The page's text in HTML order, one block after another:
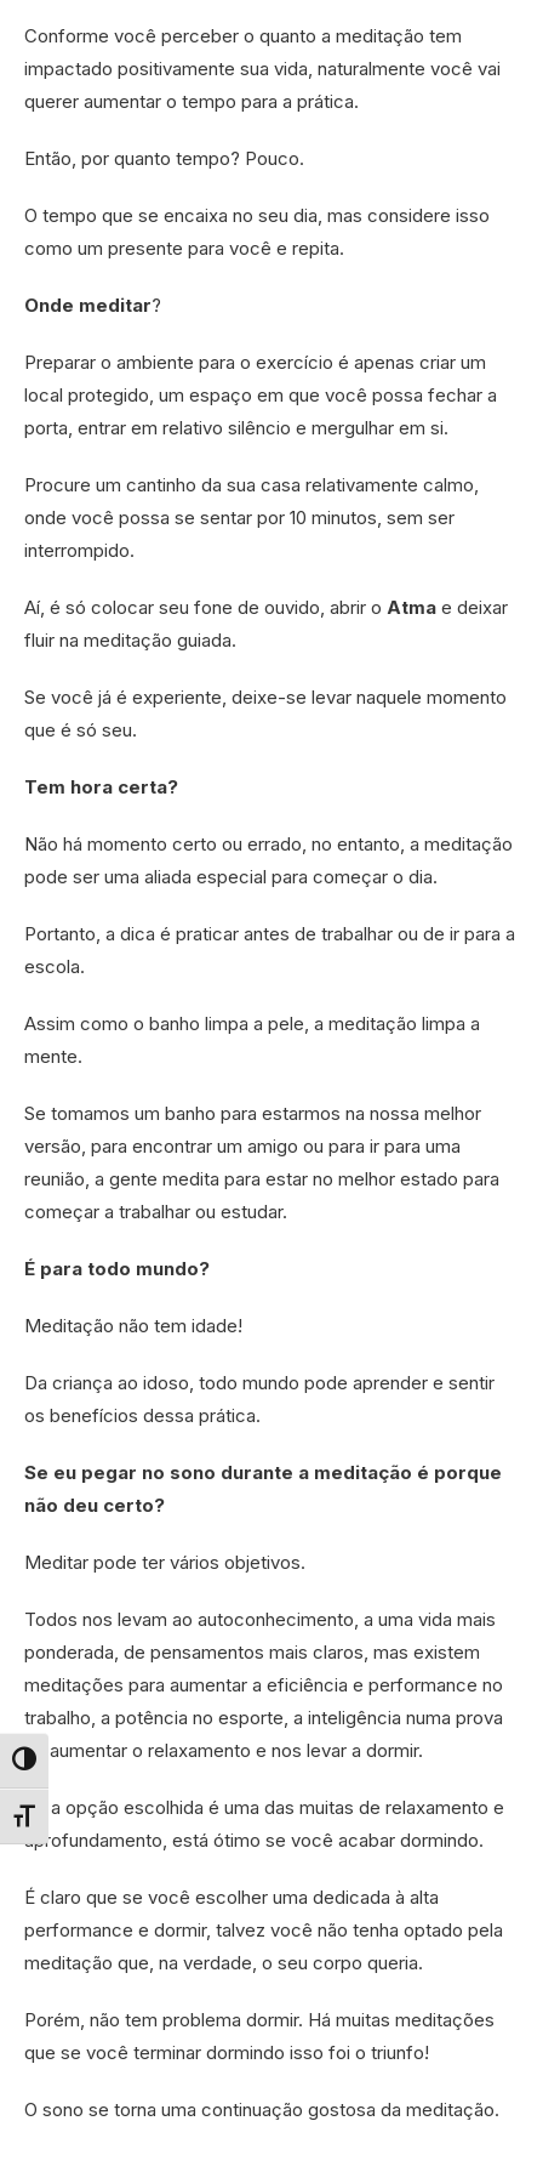
Alternar alto contraste
Alternar tamanho da fonte
Conforme você perceber o quanto a meditação tem
impactado positivamente sua vida, naturalmente você vai
querer aumentar o tempo para a prática.
Então, por quanto tempo? Pouco.
O tempo que se encaixa no seu dia, mas considere isso
como um presente para você e repita.
Onde meditar?
Preparar o ambiente para o exercício é apenas criar um
local protegido, um espaço em que você possa fechar a
porta, entrar em relativo silêncio e mergulhar em si.
Procure um cantinho da sua casa relativamente calmo,
onde você possa se sentar por 10 minutos, sem ser
interrompido.
Aí, é só colocar seu fone de ouvido, abrir o Atma e deixar
fluir na meditação guiada.
Se você já é experiente, deixe-se levar naquele momento
que é só seu.
Tem hora certa?
Não há momento certo ou errado, no entanto, a meditação
pode ser uma aliada especial para começar o dia.
Portanto, a dica é praticar antes de trabalhar ou de ir para a
escola.
Assim como o banho limpa a pele, a meditação limpa a
mente.
Se tomamos um banho para estarmos na nossa melhor
versão, para encontrar um amigo ou para ir para uma
reunião, a gente medita para estar no melhor estado para
começar a trabalhar ou estudar.
É para todo mundo?
Meditação não tem idade!
Da criança ao idoso, todo mundo pode aprender e sentir
os benefícios dessa prática.
Se eu pegar no sono durante a meditação é porque
não deu certo?
Meditar pode ter vários objetivos.
Todos nos levam ao autoconhecimento, a uma vida mais
ponderada, de pensamentos mais claros, mas existem
meditações para aumentar a eficiência e performance no
trabalho, a potência no esporte, a inteligência numa prova
ou aumentar o relaxamento e nos levar a dormir.
Se a opção escolhida é uma das muitas de relaxamento e
aprofundamento, está ótimo se você acabar dormindo.
É claro que se você escolher uma dedicada à alta
performance e dormir, talvez você não tenha optado pela
meditação que, na verdade, o seu corpo queria.
Porém, não tem problema dormir. Há muitas meditações
que se você terminar dormindo isso foi o triunfo!
O sono se torna uma continuação gostosa da meditação.